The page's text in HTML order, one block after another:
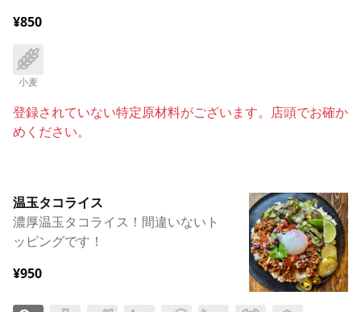
¥850
小麦
登録されていない特定原材料がございます。店頭でお確か
めください。
温玉タコライス
濃厚温玉タコライス！間違いないト
ッピングです！
¥950